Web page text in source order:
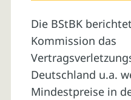
Die BStBK
Kommission das
Deutschland u.a.
Mindestpreise in